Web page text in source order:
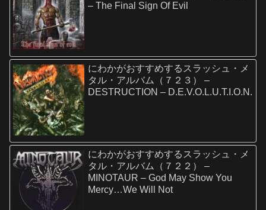
– The Final Sign Of Evil
にわかがおすすめするスラッシュ・メ
タル・アルバム（７２３） –
DESTRUCTION – D.E.V.O.L.U.T.I.O.N.
にわかがおすすめするスラッシュ・メ
タル・アルバム（７２２） –
MINOTAUR – God May Show You
Mercy…We Will Not